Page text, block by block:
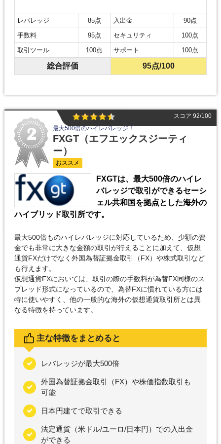
レバレッジ 85点 入出金
90点
手数料
95点 セキュリティ
100点
取引ツール
100点 サポート 100点
総合評価 95点/100
スコア 92/100
最大500倍のハイレバレッジ！
FXGT（エフエックスジーティ
ー）
おススメ
FXGTは、最大500倍のハイレ
バレッジで取引ができるセーシ
ェル共和国を拠点とした海外の
ハイブリッド取引所です。
最大500倍ものハイレバレッジに対応しているため、少額の資
金でも非常に大きな金額の取引が行えることに加えて、仮想
通貨FXだけでなく外国為替証拠金取引（FX）や株式取引など
も行えます。
仮想通貨FXにおいては、取引の際の手数料が為替FX同様のス
プレッド形式になっているので、為替FXに慣れている方には
特に使いやすく、他の一般的な海外の仮想通貨取引所とは異
なる特徴を持っています。
主な特徴をまとめると
レバレッジが最大500倍
外国為替証拠金取引（FX）や株価指数取引も
可能
日本円建てで取引できる
法定通貨（米ドル/ユーロ/日本円）での入出金
ができる